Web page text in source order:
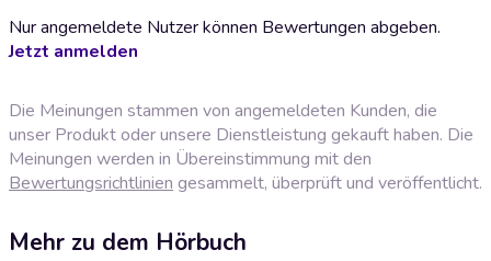
Nur angemeldete Nutzer können Bewertungen abgeben.
Jetzt anmelden
Die Meinungen stammen von angemeldeten Kunden, die
unser Produkt oder unsere Dienstleistung gekauft haben. Die
Meinungen werden in Übereinstimmung mit den
Bewertungsrichtlinien gesammelt, überprüft und veröffentlicht.
Mehr zu dem Hörbuch